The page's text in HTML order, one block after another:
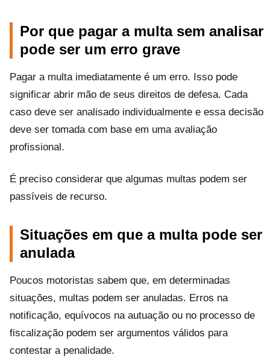
Por que pagar a multa sem analisar
pode ser um erro grave
Pagar a multa imediatamente é um erro. Isso pode
significar abrir mão de seus direitos de defesa. Cada
caso deve ser analisado individualmente e essa decisão
deve ser tomada com base em uma avaliação
profissional.
É preciso considerar que algumas multas podem ser
passíveis de recurso.
Situações em que a multa pode ser
anulada
Poucos motoristas sabem que, em determinadas
situações, multas podem ser anuladas. Erros na
notificação, equívocos na autuação ou no processo de
fiscalização podem ser argumentos válidos para
contestar a penalidade.